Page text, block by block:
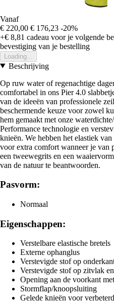
Vanaf
€ 220,00 € 176,23 -20%
+€ 8,81 cadeau voor je volgende
bevestiging van je bestelling
Loading...
Beschrijving
Op ruw water of regenachtige
comfortabel in ons Pier 4.0
van de ideeën van professionele
beschermende keuze voor zowel
hem gemaakt met onze
Performance technologie en
knieën. We hebben het elastiek
voor extra comfort wanneer je van
een tweewegrits en een
van de natuur te beantwoorden.
Pasvorm:
Normaal
Eigenschappen:
Verstelbare elastische bretels
Externe ophanglus
Verstevigde stof op
Verstevigde stof op zitvlak
Opening aan de voorkant
Stormflap/knoopsluiting
Gelede knieën voor